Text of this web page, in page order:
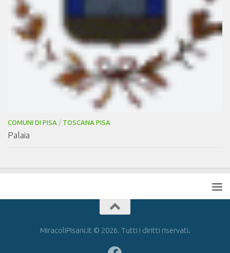
COMUNI DI PISA / TOSCANA PISA
Palaia
MiracoliPisani.it © 2026. Tutti i diritti riservati.